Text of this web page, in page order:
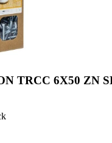
TRCC 6X50 ZN